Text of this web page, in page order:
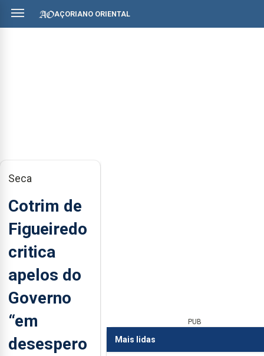
AÇORIANO ORIENTAL
Seca
Cotrim de
Figueiredo
critica
apelos do
Governo
“em
desespero
PUB
Mais lidas